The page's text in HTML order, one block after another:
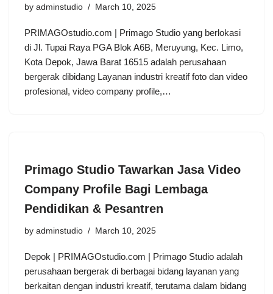
by adminstudio March 10, 2025
PRIMAGOstudio.com | Primago Studio yang berlokasi
di Jl. Tupai Raya PGA Blok A6B, Meruyung, Kec. Limo,
Kota Depok, Jawa Barat 16515 adalah perusahaan
bergerak dibidang Layanan industri kreatif foto dan video
profesional, video company profile,…
Primago Studio Tawarkan Jasa Video
Company Profile Bagi Lembaga
Pendidikan & Pesantren
by adminstudio March 10, 2025
Depok | PRIMAGOstudio.com | Primago Studio adalah
perusahaan bergerak di berbagai bidang layanan yang
berkaitan dengan industri kreatif, terutama dalam bidang